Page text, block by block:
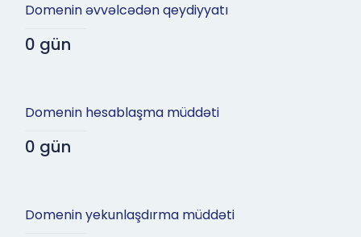
Domenin əvvəlcədən qeydiyyatı
0 gün
Domenin hesablaşma müddəti
0 gün
Domenin yekunlaşdırma müddəti